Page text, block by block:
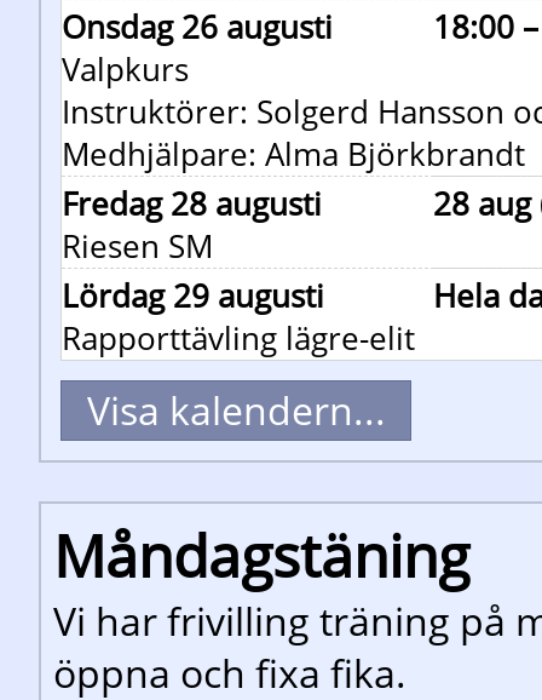
Onsdag 26 augusti
18:00
Valpkurs
Instruktörer: Solgerd Hansson
Medhjälpare: Alma Björkbrandt
Fredag 28 augusti
28 aug
Riesen SM
Lördag 29 augusti
Hela
Rapporttävling lägre-elit
Visa kalendern...
Måndagstäning
Vi har frivilling träning på
öppna och fixa fika.